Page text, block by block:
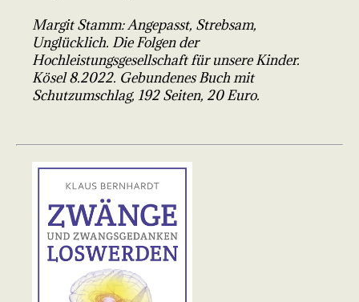
Margit Stamm: Angepasst, Strebsam,
Unglücklich. Die Folgen der
Hochleistungsgesellschaft für unsere Kinder.
Kösel 8.2022. Gebundenes Buch mit
Schutzumschlag, 192 Seiten, 20 Euro.